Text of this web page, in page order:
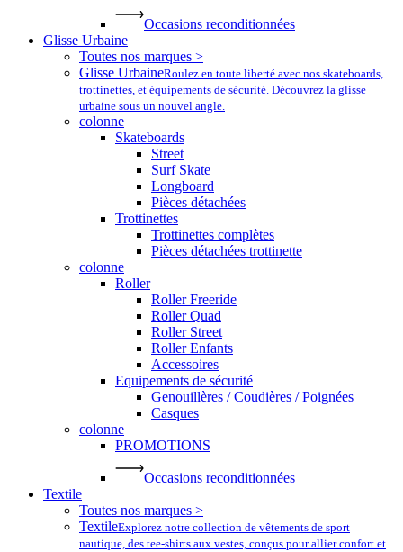
Occasions reconditionnées
Glisse Urbaine
Toutes nos marques >
Glisse UrbaineRoulez en toute liberté avec nos skateboards,
trottinettes, et équipements de sécurité. Découvrez la glisse
urbaine sous un nouvel angle.
colonne
Skateboards
Street
Surf Skate
Longboard
Pièces détachées
Trottinettes
Trottinettes complètes
Pièces détachées trottinette
colonne
Roller
Roller Freeride
Roller Quad
Roller Street
Roller Enfants
Accessoires
Equipements de sécurité
Genouillères / Coudières / Poignées
Casques
colonne
PROMOTIONS
Occasions reconditionnées
Textile
Toutes nos marques >
TextileExplorez notre collection de vêtements de sport
nautique, des tee-shirts aux vestes, conçus pour allier confort et